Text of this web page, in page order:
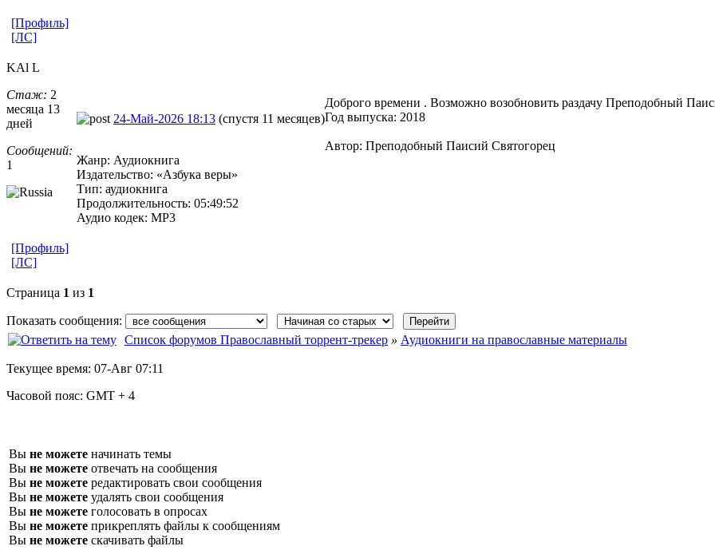
[Профиль]
[ЛС]
KAl L
Стаж: 2
месяца 13
дней
Сообщений:
1
24-Май-2026 18:13 (спустя 11 месяцев)
Доброго времени . Возможно возобновить раздачу Преподобный
Год выпуска: 2018
Автор: Преподобный Паисий Святогорец
Жанр: Аудиокнига
Издательство: «Азбука веры»
Тип: аудиокнига
Продолжительность: 05:49:52
Аудио кодек: MP3
[Профиль]
[ЛС]
Страница 1 из 1
Показать сообщения:
Список форумов Православный торрент-трекер » Аудиокниги на православные материалы
Текущее время: 07-Авг 07:11
Часовой пояс: GMT + 4
Вы не можете начинать темы
Вы не можете отвечать на сообщения
Вы не можете редактировать свои сообщения
Вы не можете удалять свои сообщения
Вы не можете голосовать в опросах
Вы не можете прикреплять файлы к сообщениям
Вы не можете скачивать файлы